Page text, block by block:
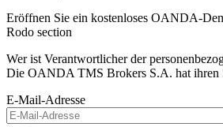
Eröffnen Sie ein kostenloses OANDA-
Rodo section
Wer ist Verantwortlicher der
Die OANDA TMS Brokers S.A. hat ihren
E-Mail-Adresse